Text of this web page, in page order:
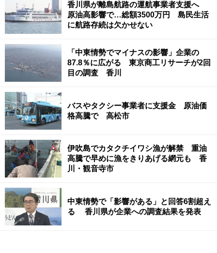
香川県が離島航路の運航事業者支援へ
原油高影響で…総額3500万円 島民生活
に航路存続は欠かせない
「中東情勢でマイナスの影響」企業の
87.8％に広がる 東京商工リサーチが2回
目の調査 香川
バスやタクシー事業者に支援金 原油価
格高騰で 高松市
伊吹島でカタクチイワシ漁が解禁 重油
高騰で早めに漁をきりあげる網元も 香
川・観音寺市
中東情勢で「影響がある」と回答6割超え
る 香川県が企業への調査結果を発表